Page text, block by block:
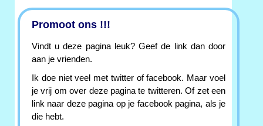
Promoot ons !!!
Vindt u deze pagina leuk? Geef de link dan door
aan je vrienden.
Ik doe niet veel met twitter of facebook. Maar voel
je vrij om over deze pagina te twitteren. Of zet een
link naar deze pagina op je facebook pagina, als je
die hebt.